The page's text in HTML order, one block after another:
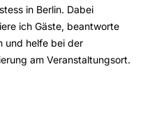
in Berlin. Dabei
ich Gäste, beantworte
und helfe bei der
am Veranstaltungsort.